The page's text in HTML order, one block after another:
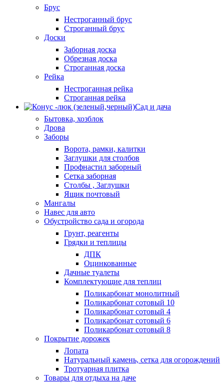
Брус
Нестроганный брус
Строганный брус
Доски
Заборная доска
Обрезная доска
Строганная доска
Рейка
Нестроганная рейка
Строганная рейка
Сад и дача
Бытовка, хозблок
Дрова
Заборы
Ворота, рамки, калитки
Заглушки для столбов
Профнастил заборный
Сетка заборная
Столбы , Заглушки
Ящик почтовый
Мангалы
Навес для авто
Обустройство сада и огорода
Грунт, реагенты
Грядки и теплицы
ДПК
Оцинкованные
Дачные туалеты
Комплектующие для теплиц
Поликарбонат монолитный
Поликарбонат сотовый 10
Поликарбонат сотовый 4
Поликарбонат сотовый 6
Поликарбонат сотовый 8
Покрытие дорожек
Лопата
Натуральный камень, сетка для огорождений
Тротуарная плитка
Товары для отдыха на даче